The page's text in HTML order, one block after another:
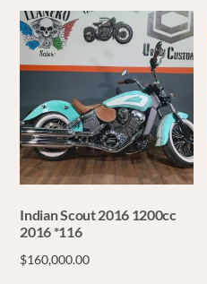
Indian Scout 2016 1200cc
2016 *116
$160,000.00